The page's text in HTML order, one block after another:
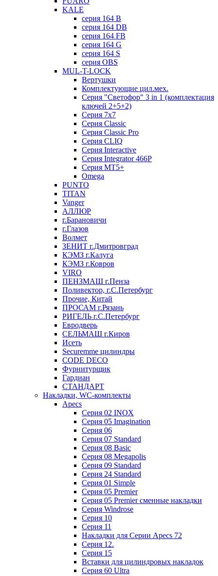
KALE
серия 164 B
серия 164 DB
серия 164 FB
серия 164 G
серия 164 S
серия OBS
MUL-T-LOCK
Вертушки
Комплектующие цил.мех.
Серия "Светофор" 3 in 1 (комплектация
ключей 2+5+2)
Серия 7х7
Серия Classic
Серия Classic Pro
Серия CLIQ
Серия Interactive
Серия Integrator 466P
Серия MT5+
Omega
PUNTO
TITAN
Vanger
АЛЛЮР
г.Барановичи
г.Глазов
Волмет
ЗЕНИТ г.Дмитровград
КЭМЗ г.Калуга
КЭМЗ г.Ковров
VIRO
ПЕНЗМАШ г.Пенза
Поливектор, г.С.Петербург
Прочие, Китай
ПРОСАМ г.Рязань
РИГЕЛЬ г.С.Петербург
Евродверь
СЕЛЬМАШ г.Киров
Исеть
Securemme цилиндры
CODE DECO
Фурнитурщик
Гардиан
СТАНДАРТ
Накладки, WC-комплекты
Apecs
Cерия 02 INOX
Cерия 05 Imagination
Cерия 06
Cерия 07 Standard
Cерия 08 Basic
Cерия 08 Megapolis
Cерия 09 Standard
Cерия 24 Standard
Серия 01 Simple
Серия 05 Premier
Серия 05 Premier сменные накладки
Cерия Windrose
Серия 10
Серия 11
Накладки для Серии Apecs 72
Серия 12.
Серия 15
Вставки для цилиндровых накладок
Серия 60 Ultra